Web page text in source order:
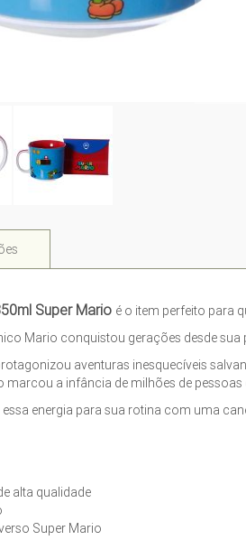
Super Mario é o item perfeito para
Mario conquistou gerações desde
aventuras inesquecíveis
marcou a infância de milhões de
energia para sua rotina com uma
alta qualidade
Super Mario